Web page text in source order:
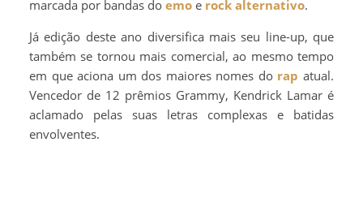
marcada por bandas do emo e rock alternativo.
Já edição deste ano diversifica mais seu line-up, que
também se tornou mais comercial, ao mesmo tempo
em que aciona um dos maiores nomes do rap atual.
Vencedor de 12 prêmios Grammy, Kendrick Lamar é
aclamado pelas suas letras complexas e batidas
envolventes.